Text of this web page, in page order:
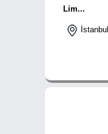
Lim...
İstanbul